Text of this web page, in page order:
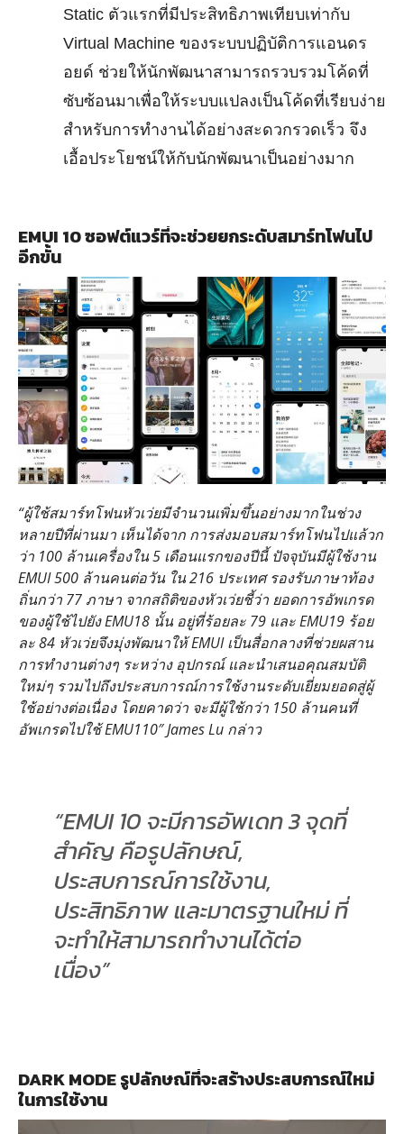
Static ตัวแรกที่มีประสิทธิภาพเทียบเท่ากับ
Virtual Machine ของระบบปฏิบัติการแอนดร
อยด์ ช่วยให้นักพัฒนาสามารถรวบรวมโค้ดที่
ซับซ้อนมาเพื่อให้ระบบแปลงเป็นโค้ดที่เรียบง่าย
สําหรับการทํางานได้อย่างสะดวกรวดเร็ว จึง
เอื้อประโยชน์ให้กับนักพัฒนาเป็นอย่างมาก
EMUI 10 ซอฟต์แวร์ที่จะช่วยยกระดับสมาร์ทโฟนไป
อีกขั้น
“ผู้ใช้สมาร์ทโฟนหัวเว่ยมีจํานวนเพิ่มขึ้นอย่างมากในช่วง
หลายปีที่ผ่านมา เห็นได้จาก การส่งมอบสมาร์ทโฟนไปแล้วก
ว่า 100 ล้านเครื่องใน 5 เดือนแรกของปีนี้ ปัจจุบันมีผู้ใช้งาน
EMUI 500 ล้านคนต่อวัน ใน 216 ประเทศ รองรับภาษาท้อง
ถิ่นกว่า 77 ภาษา จากสถิติของหัวเว่ยชี้ว่า ยอดการอัพเกรด
ของผู้ใช้ไปยัง EMU18 นั้น อยู่ที่ร้อยละ 79 และ EMU19 ร้อย
ละ 84 หัวเว่ยจึงมุ่งพัฒนาให้ EMUI เป็นสื่อกลางที่ช่วยผสาน
การทํางานต่างๆ ระหว่าง อุปกรณ์ และนําเสนอคุณสมบัติ
ใหม่ๆ รวมไปถึงประสบการณ์การใช้งานระดับเยี่ยมยอดสู่ผู้
ใช้อย่างต่อเนื่อง โดยคาดว่า จะมีผู้ใช้กว่า 150 ล้านคนที่
อัพเกรดไปใช้ EMU110″ James Lu กล่าว
“EMUI 10 จะมีการอัพเดท 3 จุดที่
สําคัญ คือรูปลักษณ์,
ประสบการณ์การใช้งาน,
ประสิทธิภาพ และมาตรฐานใหม่ ที่
จะทําให้สามารถทํางานได้ต่อ
เนื่อง”
DARK MODE รูปลักษณ์ที่จะสร้างประสบการณ์ใหม่
ในการใช้งาน